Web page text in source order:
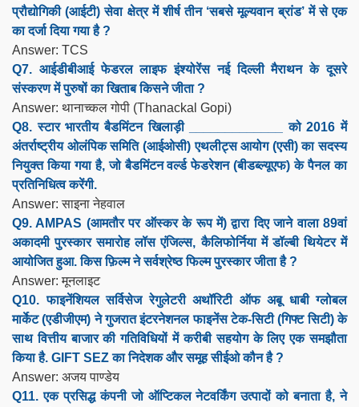
प्रौद्योगिकी (आईटी) सेवा क्षेत्र में शीर्ष तीन ‘सबसे मूल्यवान ब्रांड’ में से एक
का दर्जा दिया गया है ?
Answer: TCS
Q7. आईडीबीआई फेडरल लाइफ इंश्योरेंस नई दिल्ली मैराथन के दूसरे
संस्करण में पुरुषों का खिताब किसने जीता ?
Answer: थानाच्कल गोपी (Thanackal Gopi)
Q8. स्टार भारतीय बैडमिंटन खिलाड़ी _____________ को 2016 में
अंतर्राष्ट्रीय ओलंपिक समिति (आईओसी) एथलीट्स आयोग (एसी) का सदस्य
नियुक्त किया गया है, जो बैडमिंटन वर्ल्ड फेडरेशन (बीडब्ल्यूएफ) के पैनल का
प्रतिनिधित्व करेंगी.
Answer: साइना नेहवाल
Q9. AMPAS (आमतौर पर ऑस्कर के रूप में) द्वारा दिए जाने वाला 89वां
अकादमी पुरस्कार समारोह लॉस एंजिल्स, कैलिफोर्निया में डॉल्बी थियेटर में
आयोजित हुआ. किस फ़िल्म ने सर्वश्रेष्ठ फिल्म पुरस्कार जीता है ?
Answer: मूनलाइट
Q10. फाइनेंशियल सर्विसेज रेगुलेटरी अथॉरिटी ऑफ अबू धाबी ग्लोबल
मार्केट (एडीजीएम) ने गुजरात इंटरनेशनल फाइनेंस टेक-सिटी (गिफ्ट सिटी) के
साथ वित्तीय बाजार की गतिविधियों में करीबी सहयोग के लिए एक समझौता
किया है. GIFT SEZ का निदेशक और समूह सीईओ कौन है ?
Answer: अजय पाण्डेय
Q11. एक प्रसिद्ध कंपनी जो ऑप्टिकल नेटवर्किंग उत्पादों को बनाता है, ने